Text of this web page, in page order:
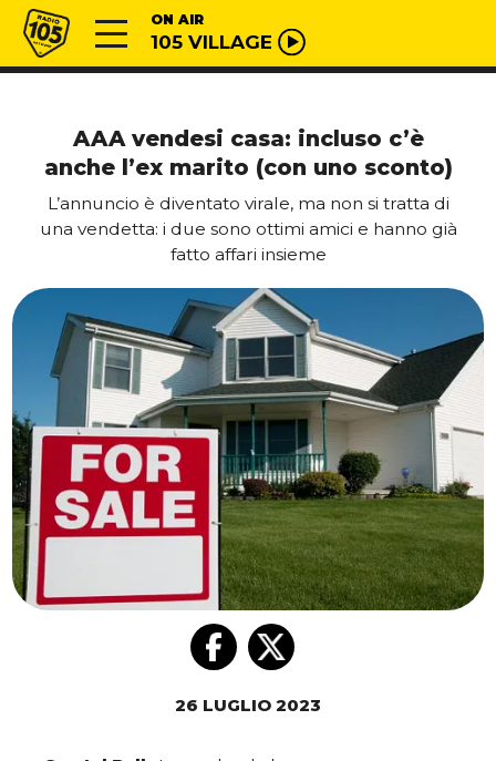
Vai al contenuto
Radio 105 ON AIR
105 VILLAGE
AAA vendesi casa: incluso c’è
anche l’ex marito (con uno sconto)
L’annuncio è diventato virale, ma non si tratta di
una vendetta: i due sono ottimi amici e hanno già
fatto affari insieme
26 LUGLIO 2023